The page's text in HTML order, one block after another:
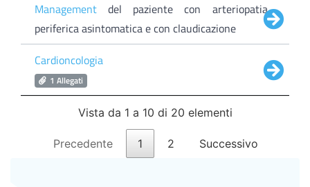
Management del paziente con arteriopatia
periferica asintomatica e con claudicazione
Cardioncologia
1 Allegati
Vista da 1 a 10 di 20 elementi
Precedente 1 2 Successivo